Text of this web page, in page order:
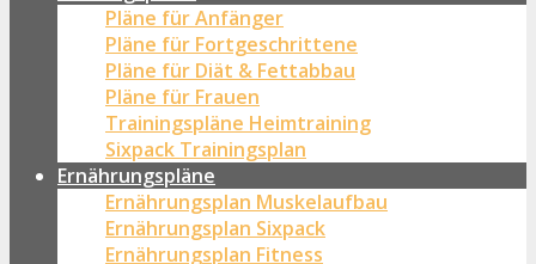
Pläne für Anfänger
Pläne für Fortgeschrittene
Pläne für Diät & Fettabbau
Pläne für Frauen
Trainingspläne Heimtraining
Sixpack Trainingsplan
Ernährungspläne
Ernährungsplan Muskelaufbau
Ernährungsplan Sixpack
Ernährungsplan Fitness